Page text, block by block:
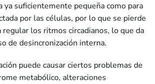
ya suficientemente pequeña como para
por las células, por lo que se pierde
regular los ritmos circadianos, lo que da
de desincronización interna.
puede causar ciertos problemas de
metabólico, alteraciones